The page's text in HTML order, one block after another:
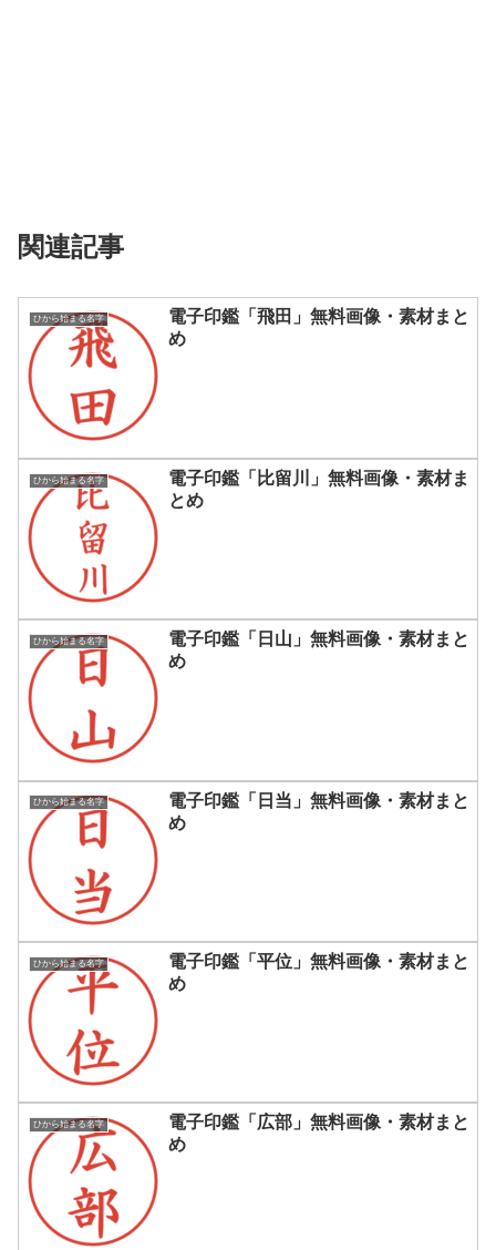
関連記事
ひから始まる名字
電子印鑑「飛田」無料画像・素材まと
め
ひから始まる名字
電子印鑑「比留川」無料画像・素材ま
とめ
ひから始まる名字
電子印鑑「日山」無料画像・素材まと
め
ひから始まる名字
電子印鑑「日当」無料画像・素材まと
め
ひから始まる名字
電子印鑑「平位」無料画像・素材まと
め
ひから始まる名字
電子印鑑「広部」無料画像・素材まと
め